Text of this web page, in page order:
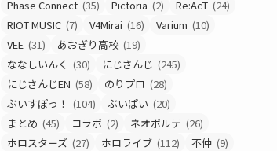
Phase Connect (35) Pictoria (2) Re:AcT (24)
RIOT MUSIC (7) V4Mirai (16) Varium (10)
VEE (31) あおぎり高校 (19)
ななしいんく (30) にじさんじ (245)
にじさんじEN (58) のりプロ (28)
ぶいすぽっ！
(104) ぶいぱい (20)
まとめ (45) コラボ (2) ネオポルテ (26)
ホロスターズ (27) ホロライブ (112) 不仲 (9)